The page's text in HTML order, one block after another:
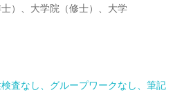
）、大学院（修士）、大学
査なし、グループワークなし、筆記